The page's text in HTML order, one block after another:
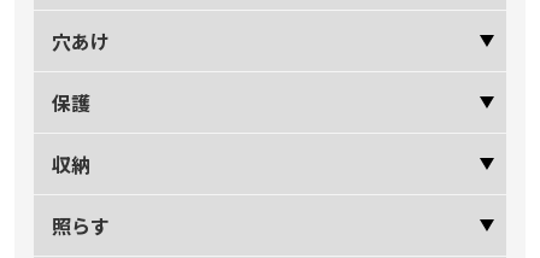
穴あけ
保護
収納
照らす